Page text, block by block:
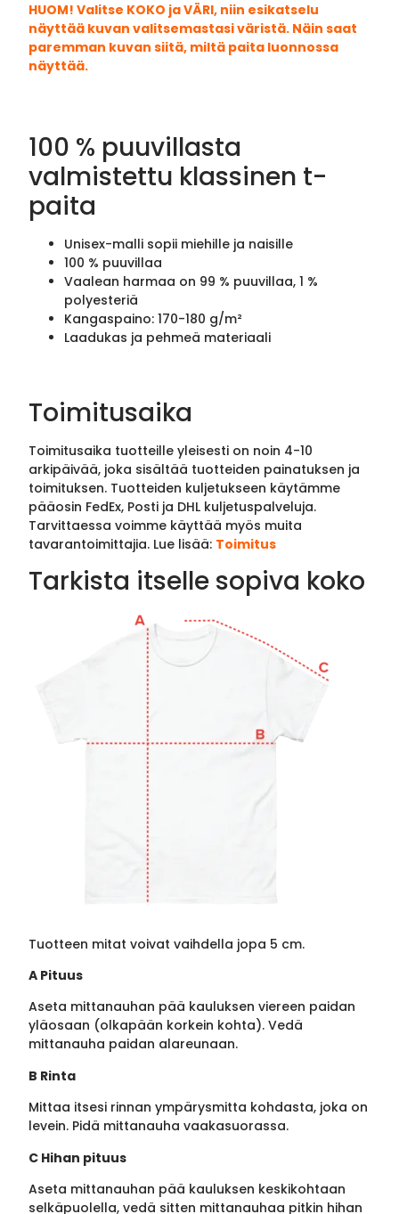
HUOM! Valitse KOKO ja VÄRI, niin esikatselu
näyttää kuvan valitsemastasi väristä. Näin saat
paremman kuvan siitä, miltä paita luonnossa
näyttää.
100 % puuvillasta
valmistettu klassinen t-
paita
Unisex-malli sopii miehille ja naisille
100 % puuvillaa
Vaalean harmaa on 99 % puuvillaa, 1 %
polyesteriä
Kangaspaino: 170-180 g/m²
Laadukas ja pehmeä materiaali
Toimitusaika
Toimitusaika tuotteille yleisesti on noin 4-10
arkipäivää, joka sisältää tuotteiden painatuksen ja
toimituksen. Tuotteiden kuljetukseen käytämme
pääosin FedEx, Posti ja DHL kuljetuspalveluja.
Tarvittaessa voimme käyttää myös muita
tavarantoimittajia. Lue lisää: Toimitus
Tarkista itselle sopiva koko
Tuotteen mitat voivat vaihdella jopa 5 cm.
A Pituus
Aseta mittanauhan pää kauluksen viereen paidan
yläosaan (olkapään korkein kohta). Vedä
mittanauha paidan alareunaan.
B Rinta
Mittaa itsesi rinnan ympärysmitta kohdasta, joka on
levein. Pidä mittanauha vaakasuorassa.
C Hihan pituus
Aseta mittanauhan pää kauluksen keskikohtaan
selkäpuolella, vedä sitten mittanauhaa pitkin hihan